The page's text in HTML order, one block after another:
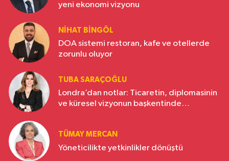
yeni ekonomi vizyonu
NIHAT BINGÖL
DOA sistemi restoran, kafe ve otellerde
zorunlu oluyor
TUBA SARAÇOĞLU
Londra’dan notlar: Ticaretin, diplomasinin
ve küresel vizyonun başkentinde
TÜMAY MERCAN
Yöneticilikte yetkinlikler dönüştü